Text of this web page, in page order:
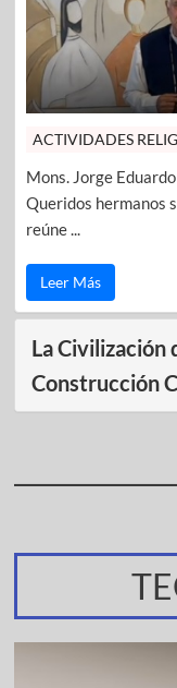
ACTIVIDADES
Mons. Jorge
Queridos hermanos
reúne ...
Leer Más
La Civilización
Construcción